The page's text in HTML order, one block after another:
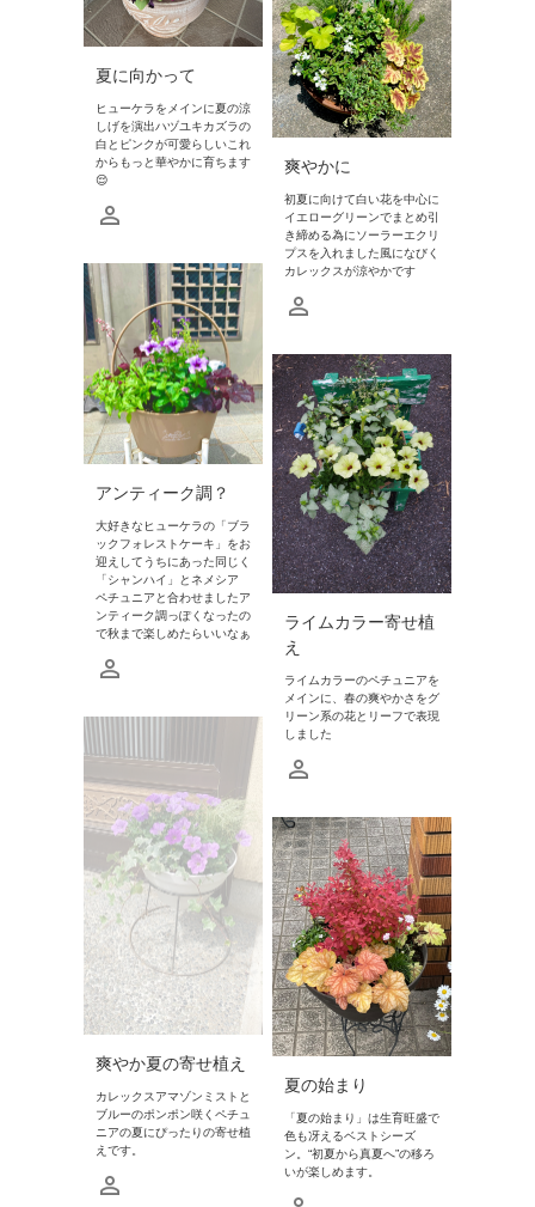
夏に向かって
ヒューケラをメインに夏の涼
しげを演出ハヅユキカズラの
白とピンクが可愛らしいこれ
からもっと華やかに育ちます
😌
爽やかに
初夏に向けて白い花を中心に
イエローグリーンでまとめ引
き締める為にソーラーエクリ
プスを入れました風になびく
カレックスが涼やかです
アンティーク調？
大好きなヒューケラの「ブラ
ックフォレストケーキ」をお
迎えしてうちにあった同じく
「シャンハイ」とネメシア
ペチュニアと合わせましたア
ンティーク調っぽくなったの
で秋まで楽しめたらいいなぁ
ライムカラー寄せ植
え
ライムカラーのペチュニアを
メインに、春の爽やかさをグ
リーン系の花とリーフで表現
しました
爽やか夏の寄せ植え
カレックスアマゾンミストと
ブルーのポンポン咲くペチュ
ニアの夏にぴったりの寄せ植
えです。
夏の始まり
「夏の始まり」は生育旺盛で
色も冴えるベストシーズ
ン。“初夏から真夏へ”の移ろ
いが楽しめます。